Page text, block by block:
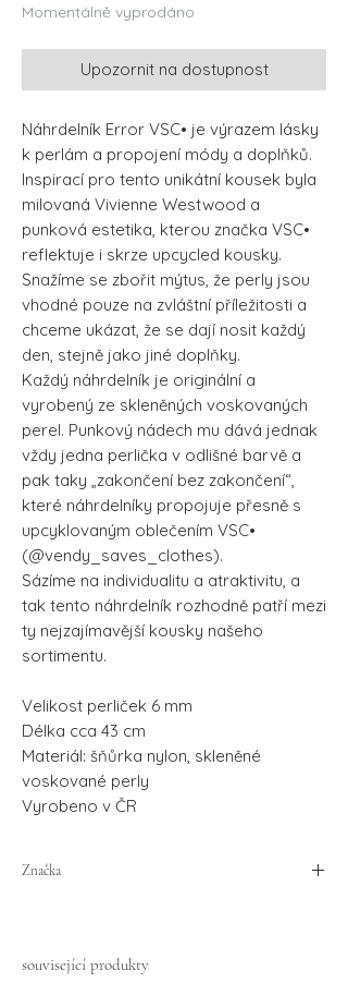
Momentálně vyprodáno
Upozornit na dostupnost
Náhrdelník Error VSC• je výrazem lásky
k perlám a propojení módy a doplňků.
Inspirací pro tento unikátní kousek byla
milovaná Vivienne Westwood a
punková estetika, kterou značka VSC•
reflektuje i skrze upcycled kousky.
Snažíme se zbořit mýtus, že perly jsou
vhodné pouze na zvláštní příležitosti a
chceme ukázat, že se dají nosit každý
den, stejně jako jiné doplňky.
Každý náhrdelník je originální a
vyrobený ze skleněných voskovaných
perel. Punkový nádech mu dává jednak
vždy jedna perlička v odlišné barvě a
pak taky „zakončení bez zakončení“,
které náhrdelníky propojuje přesně s
upcyklovaným oblečením VSC•
(@vendy_saves_clothes).
Sázíme na individualitu a atraktivitu, a
tak tento náhrdelník rozhodně patří mezi
ty nejzajímavější kousky našeho
sortimentu.
Velikost perliček 6 mm
Délka cca 43 cm
Materiál: šňůrka nylon, skleněné
voskované perly
Vyrobeno v ČR
Značka
související produkty